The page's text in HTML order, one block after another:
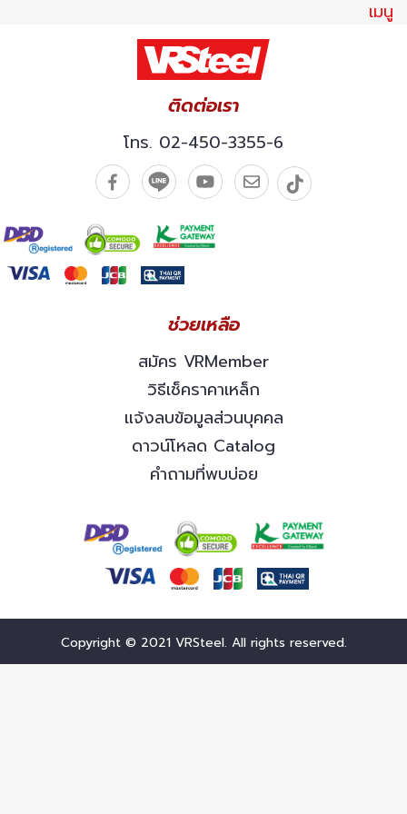
เมนู
ติดต่อเรา
โทร. 02-450-3355-6
ช่วยเหลือ
สมัคร VRMember
วิธีเช็คราคาเหล็ก
แจ้งลบข้อมูลส่วนบุคคล
ดาวน์โหลด Catalog
คำถามที่พบบ่อย
Copyright © 2021 VRSteel. All rights reserved.